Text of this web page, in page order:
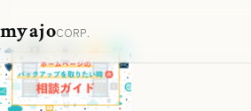
myajoCORP.